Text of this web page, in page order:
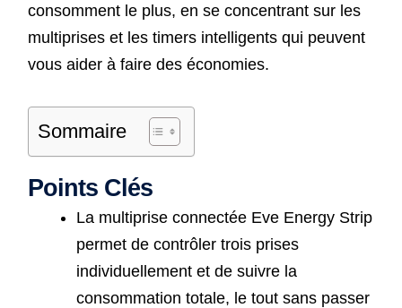
consomment le plus, en se concentrant sur les
multiprises et les timers intelligents qui peuvent
vous aider à faire des économies.
Sommaire
Points Clés
La multiprise connectée Eve Energy Strip
permet de contrôler trois prises
individuellement et de suivre la
consommation totale, le tout sans passer